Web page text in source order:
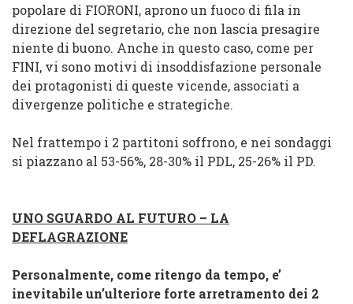
popolare di FIORONI, aprono un fuoco di fila in
direzione del segretario, che non lascia presagire
niente di buono. Anche in questo caso, come per
FINI, vi sono motivi di insoddisfazione personale
dei protagonisti di queste vicende, associati a
divergenze politiche e strategiche.
Nel frattempo i 2 partitoni soffrono, e nei sondaggi
si piazzano al 53-56%, 28-30% il PDL, 25-26% il PD.
UNO SGUARDO AL FUTURO – LA
DEFLAGRAZIONE
Personalmente, come ritengo da tempo, e’
inevitabile un’ulteriore forte arretramento dei 2